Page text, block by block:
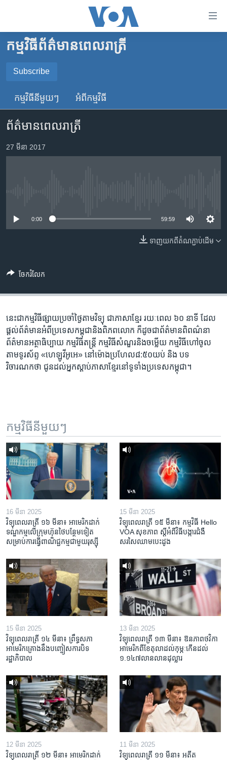
គេហទំព័រ​
ទាក់ទង
រំលង​
ទំព័រ​
ព័ត៌មាន​​
តែ​
ម្តង
រចនា
ចូល​
ស្វែង​
កម្ពុជា
អន្តរជាតិ
ចិន
ហេឡូវីអូអេ
កម្ពុជាច្នៃប្រតិដ្ឋ
កម្មវិធីទាំងអស់
បណ្តាញ​សង្គម
ភាសា
កម្មវិធី​ព័ត៌មាន​ពេលរាត្រី
Subscribe
SUBSCRIBE
YouTube Music
កម្មវិធី​នីមួយៗ អំពី​កម្មវិធី​
ព័ត៌មានពេលរាត្រី
27 មីនា 2017
0:00 59:59
ទាញ​យក​ពី​តំណភ្ជាប់​ដើម
ចែករំលែក
នេះ​ជា​កម្ម​វិធី​ផ្សាយ​ប្រចាំ​ថ្ងៃ​តាម​វិទ្យុ ​ជាភាសា​ខ្មែរ​ រយៈ​ពេល​ ៦០​ នាទី ដែល​
ផ្តល់​ព័ត៌មាន​អំពី​ប្រទេស​កម្ពុជា​និង​ពិភព​លោក ​ក៏ដូច​ជា​ព័ត៌មាន​ពិពណ៌នា
ព័ត៌មាន​អត្ថា​ធិប្បាយ​ កម្ម​វិធី​តន្ត្រី ​កម្មវិធី​​សំណួរ​និង​ចម្លើយ​ កម្ម​វិធី​ហៅ​ចូល​
តាម​ទូរ​ស័ព្ទ «ហេឡូវីអូអេ» នៅ​ម៉ោង​​ប្រហែល​៨:៥០​យប់ ​និង បទ​
វិចារណកថា​ ជូន​ដល់​អ្នក​ស្តាប់​ភាសា​ខ្មែរ​នៅ​ទូទាំង​ប្រទេស​កម្ពុជា។
កម្មវិធី​នីមួយៗ
16 មីនា 2025
វិទ្យុពេលរាត្រី ១៦ មីនា៖ អាមេរិក​ដាក់​
ទណ្ឌកម្ម​លើ​ក្រុមហ៊ុន​ថៃ​បន្ថែម​ទៀត​
សម្រាប់​ការ​ធ្វើ​ពាណិជ្ជកម្ម​ជាមួយ​រុស្ស៊ី
15 មីនា 2025
វិទ្យុពេលរាត្រី ១៥ មីនា៖ កម្មវិធី ​Hello
VOA សុខភាព ស្ដី​អំពី​វិធី​បង្ការ​ជំងឺ​
សរសៃ​ឈាម​បេះដូង
15 មីនា 2025
វិទ្យុពេលរាត្រី ១៤ មីនា៖ ព្រឹទ្ធសភា
អាមេរិកគ្រោងនឹងបញ្ចៀសការបិទ
រដ្ឋាភិបាល
13 មីនា 2025
វិទ្យុពេលរាត្រី ១៣ មីនា៖ ឱនភាព​ថវិកា​
អាមេរិក​ពី​ខែ​តុលា​ដល់​កុម្ភៈ​កើន​ដល់​
១.១៤៧​លានលាន​ដុល្លារ
12 មីនា 2025
វិទ្យុពេលរាត្រី ១២ មីនា៖ អាមេរិក​ដាក់​
11 មីនា 2025
វិទ្យុពេលរាត្រី ១១ មីនា៖ អតីត​